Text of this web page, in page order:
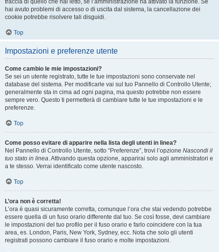
traccia di quello che hai letto, se l’amministrazione ha attivato la funzione. Se
hai avuto problemi di accesso o di uscita dal sistema, la cancellazione dei
cookie potrebbe risolvere tali disguidi.
Top
Impostazioni e preferenze utente
Come cambio le mie impostazioni?
Se sei un utente registrato, tutte le tue impostazioni sono conservate nel
database del sistema. Per modificarle vai sul tuo Pannello di Controllo Utente;
generalmente sta in cima ad ogni pagina, ma questo potrebbe non essere
sempre vero. Questo ti permetterà di cambiare tutte le tue impostazioni e le
preferenze.
Top
Come posso evitare di apparire nella lista degli utenti in linea?
Nel Pannello di Controllo Utente, sotto “Preferenze”, trovi l’opzione Nascondi il
tuo stato in linea. Attivando questa opzione, apparirai solo agli amministratori e
a te stesso. Verrai identificato come utente nascosto.
Top
L’ora non è corretta!
L’ora è quasi sicuramente corretta, comunque l’ora che stai vedendo potrebbe
essere quella di un fuso orario differente dal tuo. Se così fosse, devi cambiare
le impostazioni del tuo profilo per il fuso orario e farlo coincidere con la tua
area, es. London, Paris, New York, Sydney, ecc. Nota che solo gli utenti
registrati possono cambiare il fuso orario e molte impostazioni.